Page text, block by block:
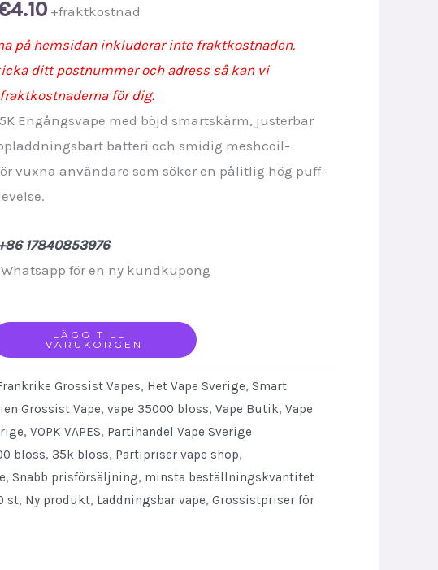
was:
4.10Current
price
is:
€4.10.
+fraktkostnad
på hemsidan inkluderar inte fraktkostnaden.
ditt postnummer och adress så kan vi
för dig.
Engångsvape med böjd smartskärm, justerbar
batteri och smidig meshcoil-
vuxna användare som söker en pålitlig hög puff-
17840853976
för en ny kundkupong
LÄGG TILL I
VARUKORGEN
Grossist Vapes, Het Vape Sverige, Smart
Grossist Vape, vape 35000 bloss, Vape Butik, Vape
, VOPK VAPES, Partihandel Vape Sverige
bloss, 35k bloss, Partipriser vape shop,
, Snabb prisförsäljning, minsta beställningskvantitet
st, Ny produkt, Laddningsbar vape, Grossistpriser för